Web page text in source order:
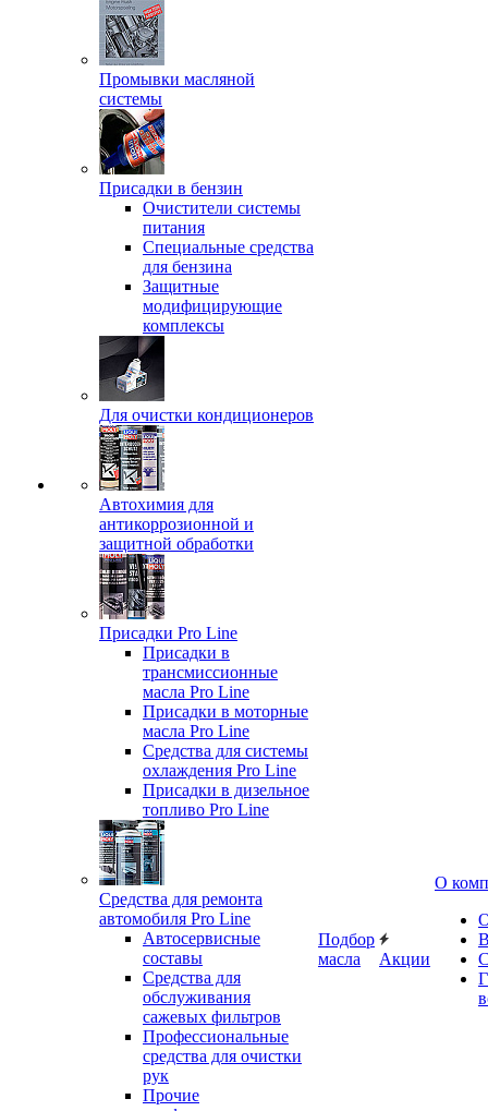
Промывки масляной
системы
Присадки в бензин
Очистители системы
питания
Специальные срeдства
для бензина
Защитные
модифицирующие
комплексы
Для очистки кондиционеров
Автохимия для
антикоррозионной и
защитной обработки
Присадки Pro Line
Присадки в
трансмиссионные
масла Pro Line
Присадки в моторные
масла Pro Line
Средства для системы
охлаждения Pro Line
Присадки в дизельное
топливо Pro Line
Средства для ремонта
автомобиля Pro Line
Автосервисные
составы
Средства для
обслуживания
сажевых фильтров
Профессиональные
средства для очистки
рук
Прочие
Подбор
масла
Акции
О